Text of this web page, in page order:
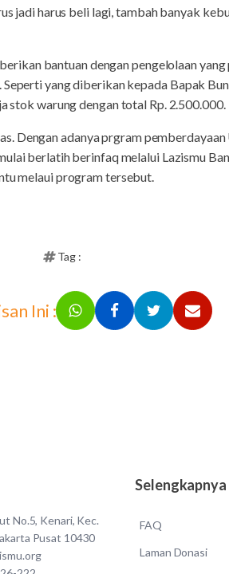
jadi harus beli lagi, tambah banyak
bantuan dengan pengelolaan
yang diberikan kepada Bapak
stok warung dengan total Rp. 2.500.000.
Dengan adanya prgram
berlatih berinfaq melalui Lazismu
melaui program tersebut.
Tag :
Ini :
No.5, Kenari, Kec.
Pusat 10430
Selengkapnya
FAQ
Laman Donasi